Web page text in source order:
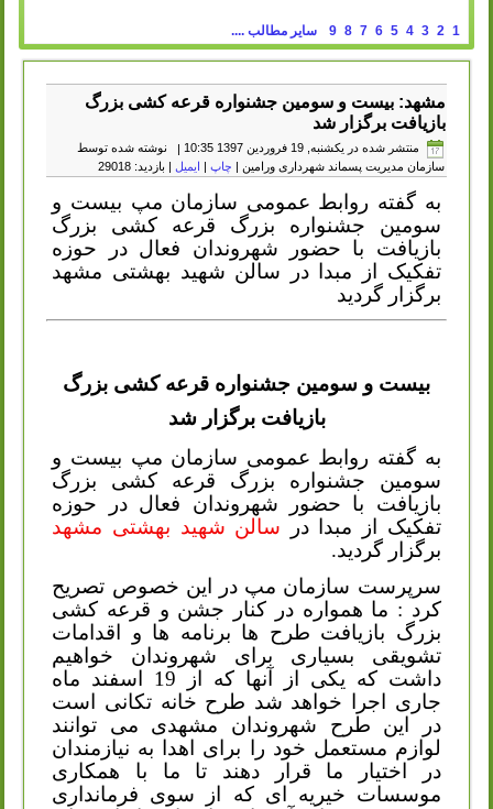
1
2
3
4
5
6
7
8
9 سایر مطالب ....
مشهد: بیست و سومین جشنواره قرعه کشی بزرگ
بازیافت برگزار شد
منتشر شده در یکشنبه, 19 فروردين 1397 10:35 |
نوشته شده توسط
سازمان مدیریت پسماند شهرداری ورامین | چاپ | ایمیل | بازدید: 29018
به گفته روابط عمومی سازمان مپ بیست و
سومین جشنواره بزرگ قرعه کشی بزرگ
بازیافت با حضور شهروندان فعال در حوزه
تفکیک از مبدا در سالن شهید بهشتی مشهد
برگزار گردید
بیست و سومین جشنواره قرعه کشی بزرگ
بازیافت برگزار شد
به گفته روابط عمومی سازمان مپ بیست و
سومین جشنواره بزرگ قرعه کشی بزرگ
بازیافت با حضور شهروندان فعال در حوزه
تفکیک از مبدا در سالن شهید بهشتی مشهد
برگزار گردید.
سرپرست سازمان مپ در این خصوص تصریح
کرد : ما همواره در کنار جشن و قرعه کشی
بزرگ بازیافت طرح ها برنامه ها و اقدامات
تشویقی بسیاری برای شهروندان خواهیم
داشت که یکی از آنها که از 19 اسفند ماه
جاری اجرا خواهد شد طرح خانه تکانی است
در این طرح شهروندان مشهدی می توانند
لوازم مستعمل خود را برای اهدا به نیازمندان
در اختیار ما قرار دهند تا ما با همکاری
موسسات خیریه ای که از سوی فرمانداری